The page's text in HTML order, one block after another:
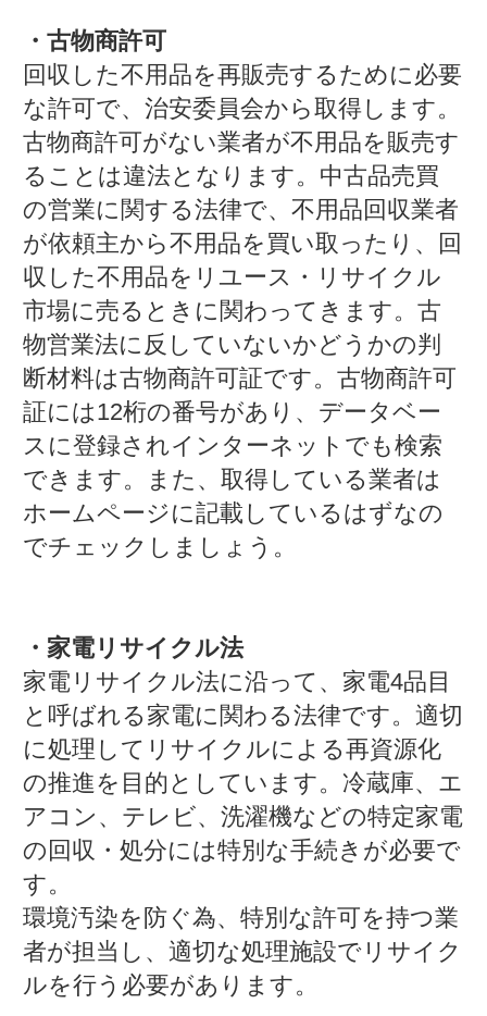
・古物商許可
回収した不用品を再販売するために必要
な許可で、治安委員会から取得します。
古物商許可がない業者が不用品を販売す
ることは違法となります。中古品売買
の営業に関する法律で、不用品回収業者
が依頼主から不用品を買い取ったり、回
収した不用品をリユース・リサイクル
市場に売るときに関わってきます。古
物営業法に反していないかどうかの判
断材料は古物商許可証です。古物商許可
証には12桁の番号があり、データベー
スに登録されインターネットでも検索
できます。また、取得している業者は
ホームページに記載しているはずなの
でチェックしましょう。
・家電リサイクル法
家電リサイクル法に沿って、家電4品目
と呼ばれる家電に関わる法律です。適切
に処理してリサイクルによる再資源化
の推進を目的としています。冷蔵庫、エ
アコン、テレビ、洗濯機などの特定家電
の回収・処分には特別な手続きが必要で
す。
環境汚染を防ぐ為、特別な許可を持つ業
者が担当し、適切な処理施設でリサイク
ルを行う必要があります。